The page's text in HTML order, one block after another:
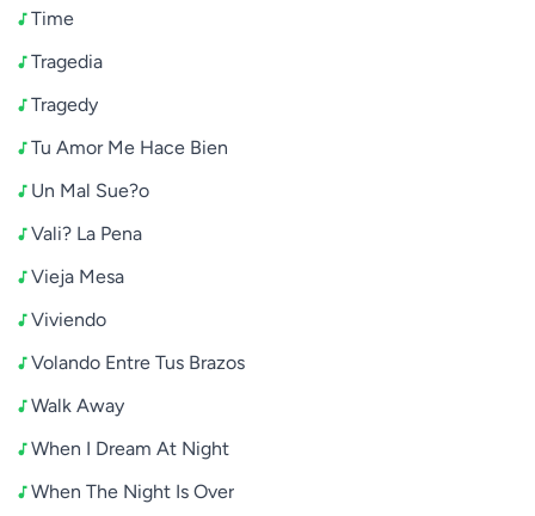
Time
Tragedia
Tragedy
Tu Amor Me Hace Bien
Un Mal Sue?o
Vali? La Pena
Vieja Mesa
Viviendo
Volando Entre Tus Brazos
Walk Away
When I Dream At Night
When The Night Is Over